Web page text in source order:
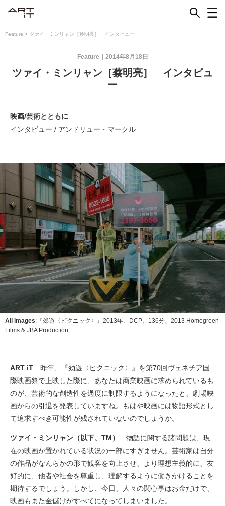
Feature > ツァイ・ミンリャン［蔡明亮］ インタビュー
2014年8月18日
Feature
ツァイ・ミンリャン［蔡明亮］ インタビュ
ー
映画/芸術とともに
インタビュー / アンドリュー・マークル
All images:『郊遊〈ピクニック〉』2013年、DCP、136分、2013 Homegreen
Films & JBA Production
ART iT 昨年、『効遊〈ピクニック〉』を第70回ヴェネチア国
際映画祭で上映した際に、あなたは商業映画に求められているも
のが、芸術的な創造性を過度に制限するようになったと、劇場映
画からの引退を発表していますね。もはや映画には物語形式とし
て追求すべき可能性が残されていないのでしょうか。
ツァイ・ミンリャン（以下、TM）
物語に関する諸問題は、現
在の映画が置かれている状況の一部にすぎません。芸術家は自分
の作品がなんらかの形で観客を向上させ、より理想主義的に、友
好的に、他者や社会を尊重し、理解するように働きかけることを
期待するでしょう。しかし、今日、人々の関心事はお金だけで、
映画もまた金儲けがすべてになってしまいました。